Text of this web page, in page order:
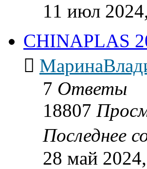
11 июл
CHINAPLAS
7 Ответы
18807
Последнее
28 май